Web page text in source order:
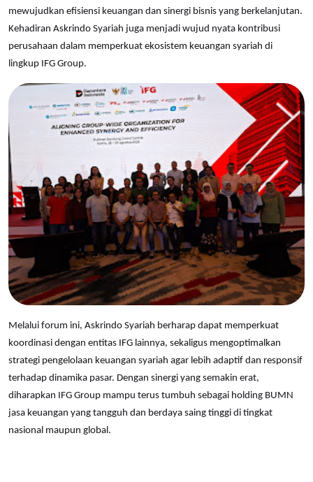
mewujudkan efisiensi keuangan dan sinergi bisnis yang berkelanjutan.
Kehadiran Askrindo Syariah juga menjadi wujud nyata kontribusi
perusahaan dalam memperkuat ekosistem keuangan syariah di
lingkup IFG Group.
Melalui forum ini, Askrindo Syariah berharap dapat memperkuat
koordinasi dengan entitas IFG lainnya, sekaligus mengoptimalkan
strategi pengelolaan keuangan syariah agar lebih adaptif dan responsif
terhadap dinamika pasar. Dengan sinergi yang semakin erat,
diharapkan IFG Group mampu terus tumbuh sebagai holding BUMN
jasa keuangan yang tangguh dan berdaya saing tinggi di tingkat
nasional maupun global.